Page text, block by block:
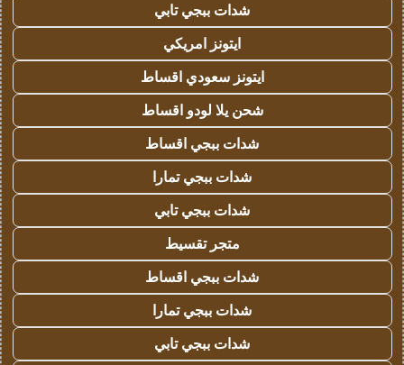
شدات ببجي تابي
ايتونز امريكي
ايتونز سعودي اقساط
شحن يلا لودو اقساط
شدات ببجي اقساط
شدات ببجي تمارا
شدات ببجي تابي
متجر تقسيط
شدات ببجي اقساط
شدات ببجي تمارا
شدات ببجي تابي